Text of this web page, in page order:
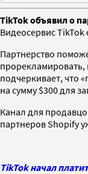
TikTok объявил о
Видеосервис
Партнерство
прорекламировать,
подчеркивает, что
на сумму $300 для
Канал для
партнеров Shopify
TikTok начал